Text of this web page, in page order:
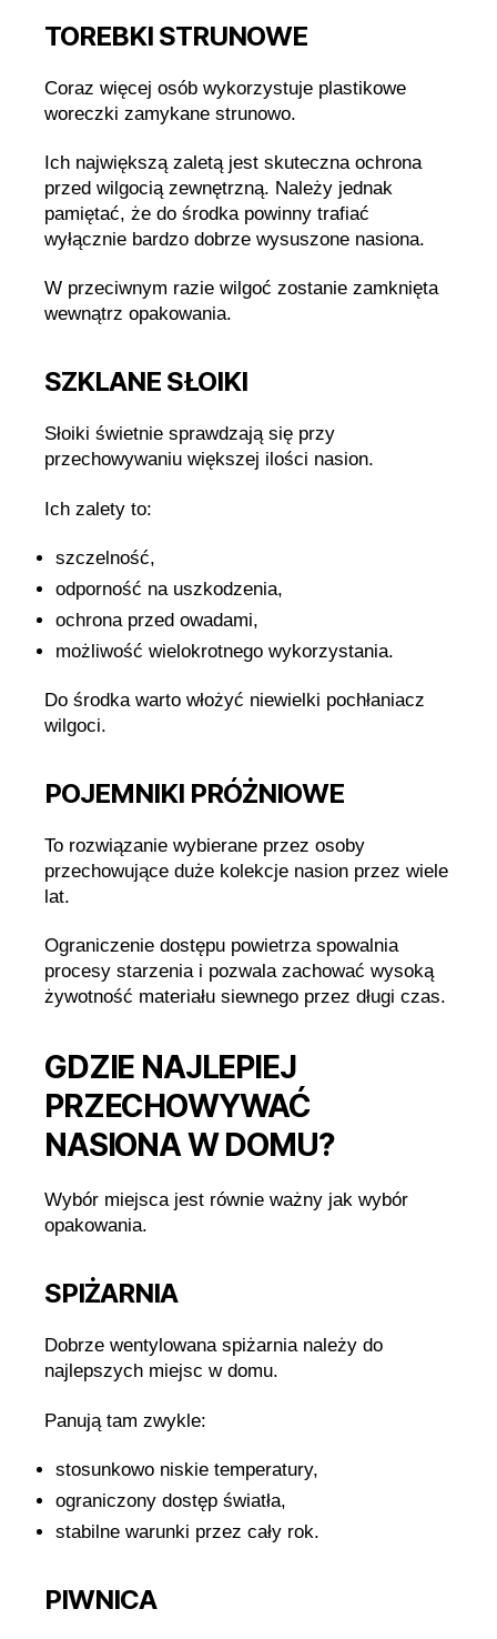
TOREBKI STRUNOWE
Coraz więcej osób wykorzystuje plastikowe
woreczki zamykane strunowo.
Ich największą zaletą jest skuteczna ochrona
przed wilgocią zewnętrzną. Należy jednak
pamiętać, że do środka powinny trafiać
wyłącznie bardzo dobrze wysuszone nasiona.
W przeciwnym razie wilgoć zostanie zamknięta
wewnątrz opakowania.
SZKLANE SŁOIKI
Słoiki świetnie sprawdzają się przy
przechowywaniu większej ilości nasion.
Ich zalety to:
szczelność,
odporność na uszkodzenia,
ochrona przed owadami,
możliwość wielokrotnego wykorzystania.
Do środka warto włożyć niewielki pochłaniacz
wilgoci.
POJEMNIKI PRÓŻNIOWE
To rozwiązanie wybierane przez osoby
przechowujące duże kolekcje nasion przez wiele
lat.
Ograniczenie dostępu powietrza spowalnia
procesy starzenia i pozwala zachować wysoką
żywotność materiału siewnego przez długi czas.
GDZIE NAJLEPIEJ
PRZECHOWYWAĆ
NASIONA W DOMU?
Wybór miejsca jest równie ważny jak wybór
opakowania.
SPIŻARNIA
Dobrze wentylowana spiżarnia należy do
najlepszych miejsc w domu.
Panują tam zwykle:
stosunkowo niskie temperatury,
ograniczony dostęp światła,
stabilne warunki przez cały rok.
PIWNICA